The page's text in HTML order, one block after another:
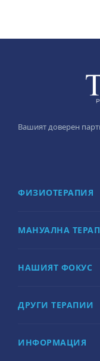
Вашият доверен
ФИЗИОТЕРАПИЯ
МАНУАЛНА
НАШИЯТ ФОКУС
ДРУГИ ТЕРАПИИ
ИНФОРМАЦИЯ